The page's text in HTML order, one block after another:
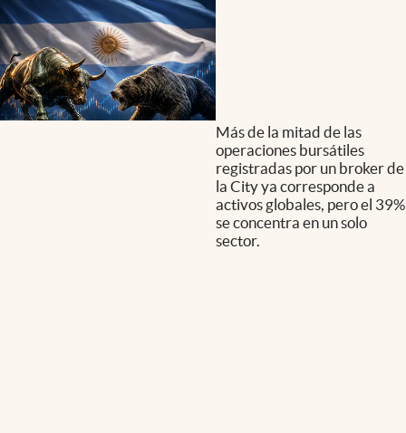
Más de la mitad de las
operaciones bursátiles
registradas por un broker de
la City ya corresponde a
activos globales, pero el 39%
se concentra en un solo
sector.